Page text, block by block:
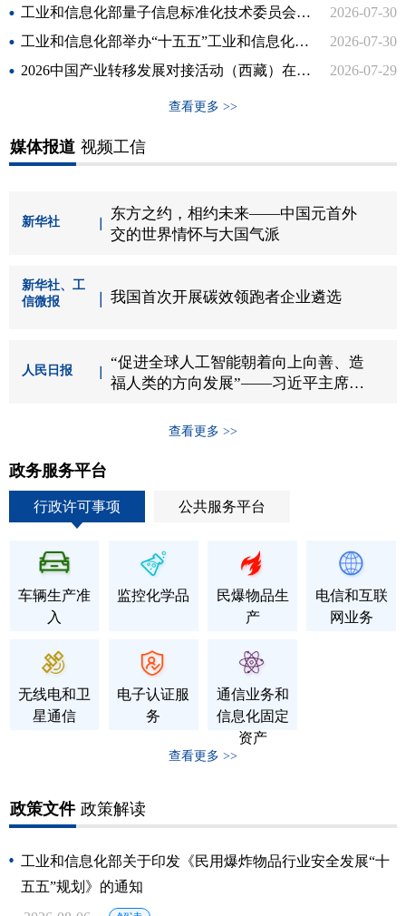
2026-07-30
工业和信息化部量子信息标准化技术委员会成立
2026-07-30
工业和信息化部举办“十五五”工业和信息化规划专题培训班
2026-07-29
2026中国产业转移发展对接活动（西藏）在拉萨举行
查看更多 >>
媒体报道 视频工信
新华社
东方之约，相约未来——中国元首外
交的世界情怀与大国气派
新华社、工
信微报
我国首次开展碳效领跑者企业遴选
人民日报
“促进全球人工智能朝着向上向善、造
福人类的方向发展”——习近平主席出
查看更多 >>
政务服务平台
行政许可事项 公共服务平台
车辆生产准
入
监控化学品
民爆物品生
产
电信和互联
网业务
无线电和卫
星通信
电子认证服
务
通信业务和
信息化固定
资产
查看更多 >>
政策文件 政策解读
工业和信息化部关于印发《民用爆炸物品行业安全发展“十
五五”规划》的通知